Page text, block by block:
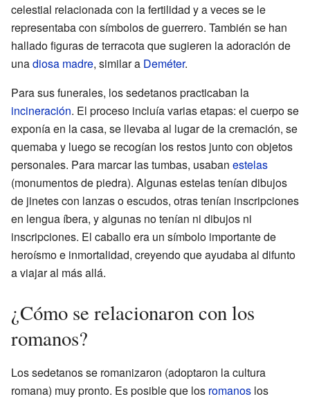
celestial relacionada con la fertilidad y a veces se le
representaba con símbolos de guerrero. También se han
hallado figuras de terracota que sugieren la adoración de
unadiosa madre, similar a Deméter.
Para sus funerales, los sedetanos practicaban la
incineración. El proceso incluía varias etapas: el cuerpo se
exponía en la casa, se llevaba al lugar de la cremación, se
quemaba y luego se recogían los restos junto con objetos
personales. Para marcar las tumbas, usaban estelas
(monumentos de piedra). Algunas estelas tenían dibujos
de jinetes con lanzas o escudos, otras tenían inscripciones
en lengua íbera, y algunas no tenían ni dibujos ni
inscripciones. El caballo era un símbolo importante de
heroísmo e inmortalidad, creyendo que ayudaba al difunto
a viajar al más allá.
¿Cómo se relacionaron con los
romanos?
Los sedetanos se romanizaron (adoptaron la cultura
romana) muy pronto. Es posible que los romanos los